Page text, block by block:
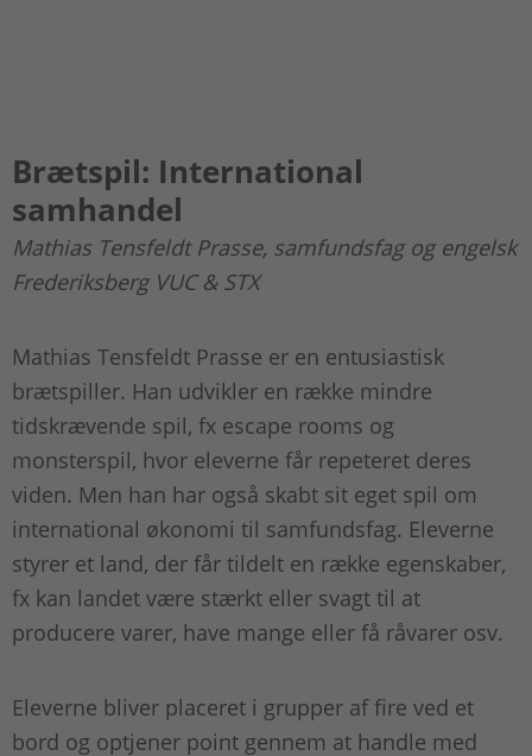
Brætspil: International
samhandel
Mathias Tensfeldt Prasse, samfundsfag og engelsk
Frederiksberg VUC & STX
Mathias Tensfeldt Prasse er en entusiastisk
brætspiller. Han udvikler en række mindre
tidskrævende spil, fx escape rooms og
monsterspil, hvor eleverne får repeteret deres
viden. Men han har også skabt sit eget spil om
international økonomi til samfundsfag. Eleverne
styrer et land, der får tildelt en række egenskaber,
fx kan landet være stærkt eller svagt til at
producere varer, have mange eller få råvarer osv.
Eleverne bliver placeret i grupper af fire ved et
bord og optjener point gennem at handle med